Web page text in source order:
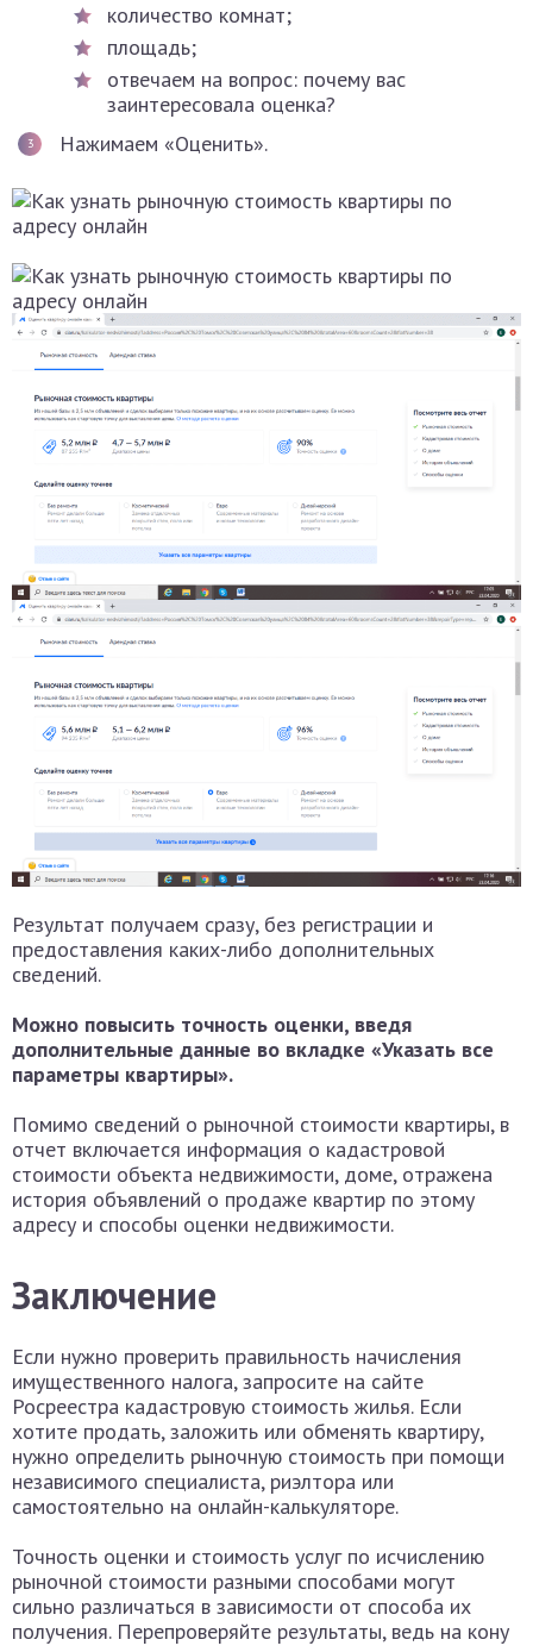
количество комнат;
площадь;
отвечаем на вопрос: почему вас
заинтересовала оценка?
Нажимаем «Оценить».
Результат получаем сразу, без регистрации и
предоставления каких-либо дополнительных
сведений.
Можно повысить точность оценки, введя
дополнительные данные во вкладке «Указать все
параметры квартиры».
Помимо сведений о рыночной стоимости квартиры, в
отчет включается информация о кадастровой
стоимости объекта недвижимости, доме, отражена
история объявлений о продаже квартир по этому
адресу и способы оценки недвижимости.
Заключение
Если нужно проверить правильность начисления
имущественного налога, запросите на сайте
Росреестра кадастровую стоимость жилья. Если
хотите продать, заложить или обменять квартиру,
нужно определить рыночную стоимость при помощи
независимого специалиста, риэлтора или
самостоятельно на онлайн-калькуляторе.
Точность оценки и стоимость услуг по исчислению
рыночной стоимости разными способами могут
сильно различаться в зависимости от способа их
получения. Перепроверяйте результаты, ведь на кону